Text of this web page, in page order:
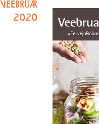
veebruar
2020